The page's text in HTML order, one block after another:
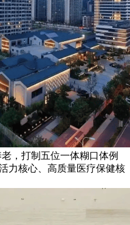
，打制五位一体糊口体例
力核心、高质量医疗保健核